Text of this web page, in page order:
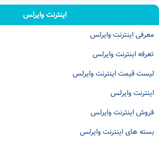
اینترنت وایرلس
معرفی اینترنت وایرلس
تعرفه اینترنت وایرلس
لیست قیمت اینترنت وایرلس
اینترنت وایرلس
فروش اینترنت وایرلس
بسته های اینترنت وایرلس